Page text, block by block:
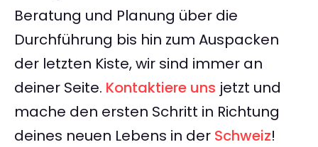
Beratung und Planung über die
Durchführung bis hin zum Auspacken
der letzten Kiste, wir sind immer an
deiner Seite. Kontaktiere uns jetzt und
mache den ersten Schritt in Richtung
deines neuen Lebens in der Schweiz!